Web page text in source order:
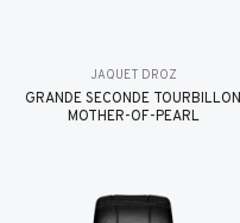
JAQUET DROZ
GRANDE SECONDE TOURBILLON
MOTHER-OF-PEARL